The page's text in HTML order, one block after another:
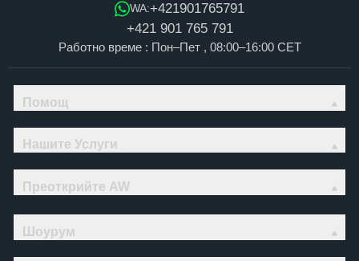
WA:+421901765791
+421 901 765 791
Работно време : Пон–Пет , 08:00–16:00 CET
Помощ
Нашите Услуги
Преоткрийте AW
Шоурум